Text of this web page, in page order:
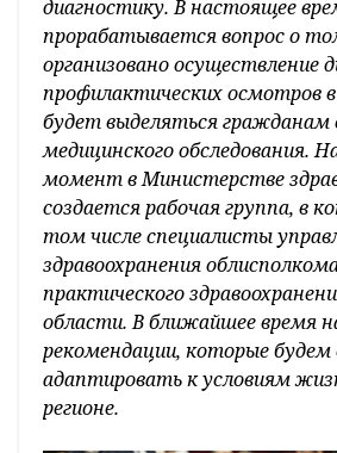
диагностику. В настоящее
прорабатывается вопрос о
организовано осуществление
профилактических осмотров
будет выделяться
медицинского обследования.
момент в Министерстве
создается рабочая группа, в
том числе специалисты
здравоохранения
практического
области. В ближайшее время
рекомендации, которые будем
адаптировать к условиям
регионе.